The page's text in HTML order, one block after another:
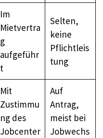
Im
Mietvertra
g
aufgeführ
t
Selten,
keine
Pflichtleis
tung
Mit
Zustimmu
ng des
Jobcenter
Auf
Antrag,
meist bei
Jobwechs